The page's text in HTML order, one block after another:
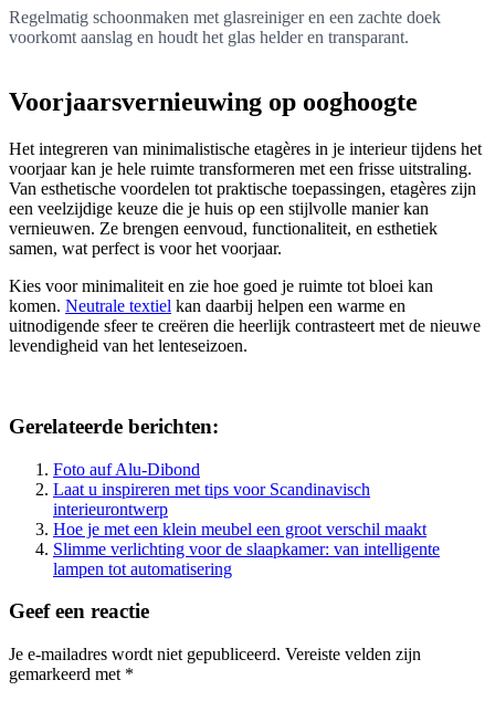
Regelmatig schoonmaken met glasreiniger en een zachte doek
voorkomt aanslag en houdt het glas helder en transparant.
Voorjaarsvernieuwing op ooghoogte
Het integreren van minimalistische etagères in je interieur tijdens het
voorjaar kan je hele ruimte transformeren met een frisse uitstraling.
Van esthetische voordelen tot praktische toepassingen, etagères zijn
een veelzijdige keuze die je huis op een stijlvolle manier kan
vernieuwen. Ze brengen eenvoud, functionaliteit, en esthetiek
samen, wat perfect is voor het voorjaar.
Kies voor minimaliteit en zie hoe goed je ruimte tot bloei kan
komen. Neutrale textiel kan daarbij helpen een warme en
uitnodigende sfeer te creëren die heerlijk contrasteert met de nieuwe
levendigheid van het lenteseizoen.
Gerelateerde berichten:
Foto auf Alu-Dibond
Laat u inspireren met tips voor Scandinavisch
interieurontwerp
Hoe je met een klein meubel een groot verschil maakt
Slimme verlichting voor de slaapkamer: van intelligente
lampen tot automatisering
Geef een reactie
Je e-mailadres wordt niet gepubliceerd. Vereiste velden zijn
gemarkeerd met *